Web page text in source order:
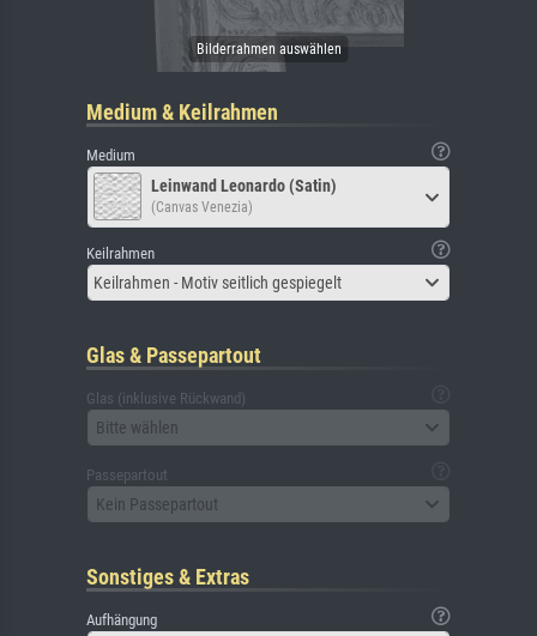
Medium & Keilrahmen
Medium
Leinwand Leonardo (Satin)
(Canvas Venezia)
Keilrahmen
Keilrahmen - Motiv seitlich gespiegelt
Glas & Passepartout
Glas (inklusive Rückwand)
Bitte wählen
Passepartout
Kein Passepartout
Sonstiges & Extras
Aufhängung